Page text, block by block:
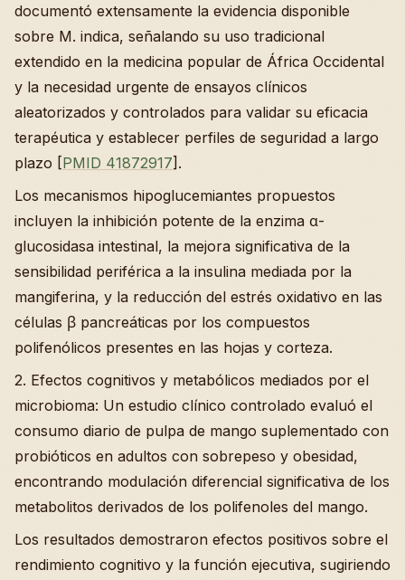
documentó extensamente la evidencia disponible
sobre M. indica, señalando su uso tradicional
extendido en la medicina popular de África Occidental
y la necesidad urgente de ensayos clínicos
aleatorizados y controlados para validar su eficacia
terapéutica y establecer perfiles de seguridad a largo
plazo [PMID 41872917].
Los mecanismos hipoglucemiantes propuestos
incluyen la inhibición potente de la enzima α-
glucosidasa intestinal, la mejora significativa de la
sensibilidad periférica a la insulina mediada por la
mangiferina, y la reducción del estrés oxidativo en las
células β pancreáticas por los compuestos
polifenólicos presentes en las hojas y corteza.
2. Efectos cognitivos y metabólicos mediados por el
microbioma: Un estudio clínico controlado evaluó el
consumo diario de pulpa de mango suplementado con
probióticos en adultos con sobrepeso y obesidad,
encontrando modulación diferencial significativa de los
metabolitos derivados de los polifenoles del mango.
Los resultados demostraron efectos positivos sobre el
rendimiento cognitivo y la función ejecutiva, sugiriendo